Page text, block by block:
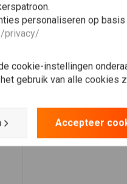
personaliseren op basis
privacy/
cookie-instellingen
gebruik van alle cookies
Accepteer